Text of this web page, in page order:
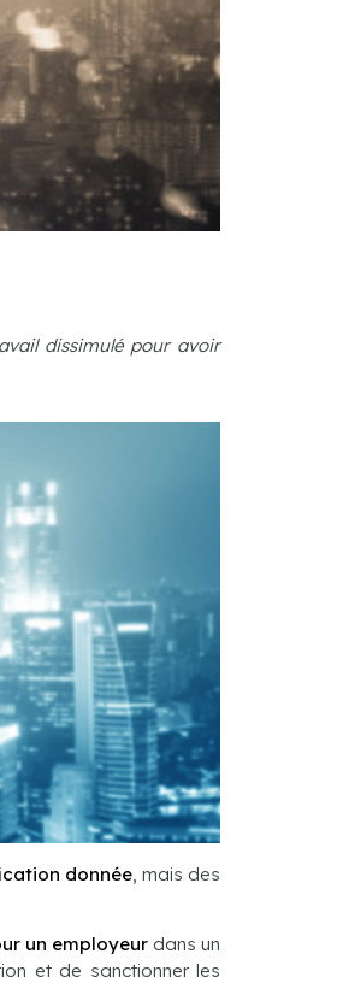
dissimulé pour avoir
donnée, mais des
un employeur dans un
et de sanctionner les